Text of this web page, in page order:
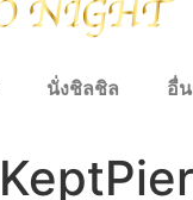
นั่งชิลชิล อื่